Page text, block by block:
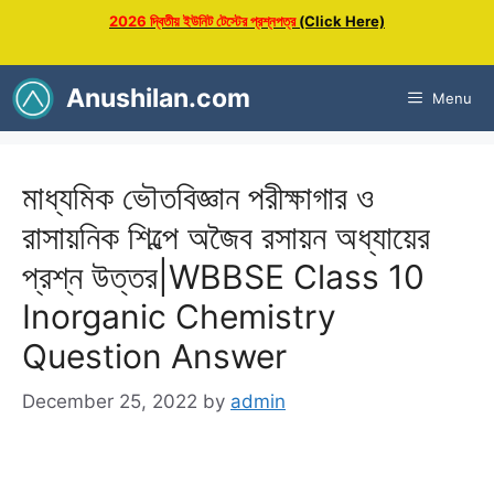
content
2026 দ্বিতীয় ইউনিট টেস্টের প্রশ্নপত্র(Click Here)
Anushilan.com Menu
মাধ্যমিক ভৌতবিজ্ঞান পরীক্ষাগার ও
রাসায়নিক শিল্পে অজৈব রসায়ন অধ্যায়ের
প্রশ্ন উত্তর|WBBSE Class 10
Inorganic Chemistry
Question Answer
December 25, 2022 by admin